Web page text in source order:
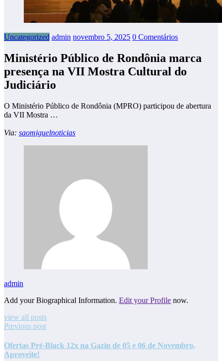
Uncategorized admin novembro 5, 2025 0 Comentários
Ministério Público de Rondônia marca
presença na VII Mostra Cultural do
Judiciário
O Ministério Público de Rondônia (MPRO) participou de abertura
da VII Mostra …
Via: saomiguelnoticias
admin
Add your Biographical Information. Edit your Profile now.
view all posts
Previous post
Ofertas Pré-Black 12x na Gazin de 05 e 06 de Novembro,
Aproveite!